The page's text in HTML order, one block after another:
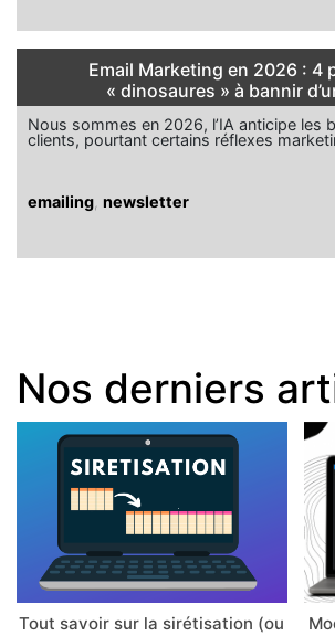
Email Marketing en 2026 : 4
« dinosaures » à bannir
Nous sommes en 2026, l’IA anticipe les
clients, pourtant certains réflexes
emailing newsletter
Nos derniers
Tout savoir sur la sirétisation (ou